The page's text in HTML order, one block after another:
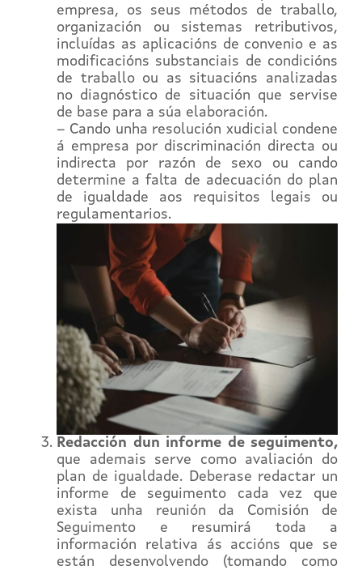
empresa, os seus métodos de traballo,
organización ou sistemas retributivos,
incluídas as aplicacións de convenio e as
modificacións substanciais de condicións
de traballo ou as situacións analizadas
no diagnóstico de situación que servise
de base para a súa elaboración.
– Cando unha resolución xudicial condene
á empresa por discriminación directa ou
indirecta por razón de sexo ou cando
determine a falta de adecuación do plan
de igualdade aos requisitos legais ou
regulamentarios.
Redacción dun informe de seguimento,
que ademais serve como avaliación do
plan de igualdade. Deberase redactar un
informe de seguimento cada vez que
exista unha reunión da Comisión de
Seguimento e resumirá toda a
información relativa ás accións que se
están desenvolvendo (tomando como